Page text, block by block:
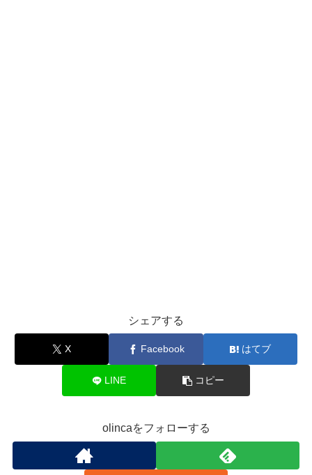
シェアする
X Facebook はてブ
LINE コピー
olincaをフォローする